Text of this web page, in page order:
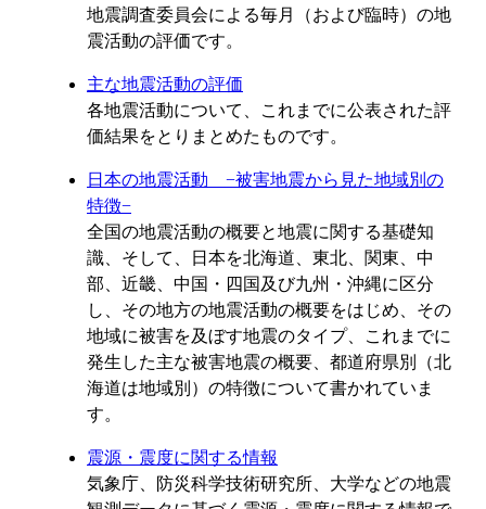
地震調査委員会による毎月（および臨時）の地
震活動の評価です。
主な地震活動の評価
各地震活動について、これまでに公表された評
価結果をとりまとめたものです。
日本の地震活動 −被害地震から見た地域別の
特徴−
全国の地震活動の概要と地震に関する基礎知
識、そして、日本を北海道、東北、関東、中
部、近畿、中国・四国及び九州・沖縄に区分
し、その地方の地震活動の概要をはじめ、その
地域に被害を及ぼす地震のタイプ、これまでに
発生した主な被害地震の概要、都道府県別（北
海道は地域別）の特徴について書かれていま
す。
震源・震度に関する情報
気象庁、防災科学技術研究所、大学などの地震